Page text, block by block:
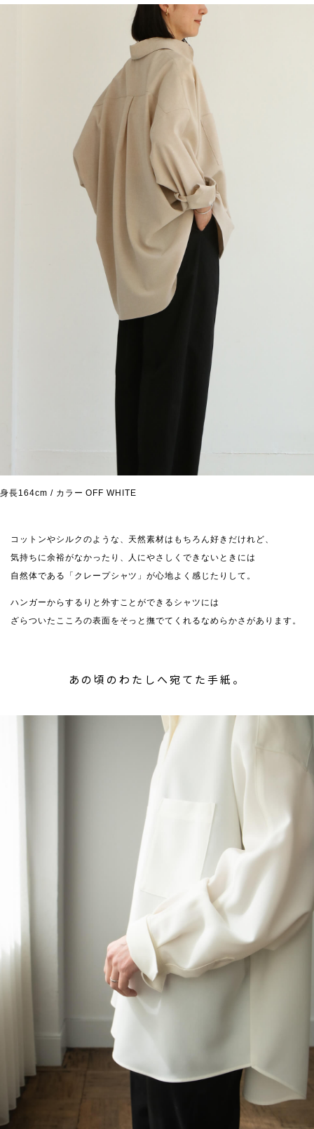
身長164cm / カラー OFF WHITE
コットンやシルクのような、天然素材はもちろん好きだけれど、
気持ちに余裕がなかったり、人にやさしくできないときには
自然体である「クレープシャツ」が心地よく感じたりして。
ハンガーからするりと外すことができるシャツには
ざらついたこころの表面をそっと撫でてくれるなめらかさがあります。
あの頃のわたしへ宛てた手紙。